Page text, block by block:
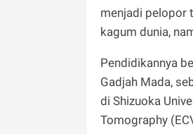
menjadi pelopor
kagum dunia,
Pendidikannya
Gadjah Mada,
di Shizuoka
Tomography